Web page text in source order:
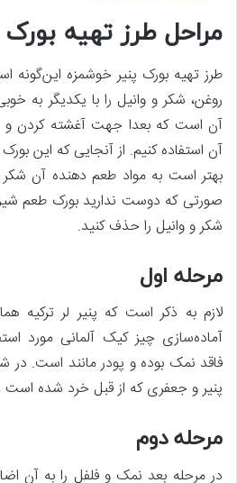
مراحل طرز تهیه بورک
طرز تهیه بورک پنیر خوشمزه این‌گونه
روغن، شکر و وانیل را با یکدیگر به
آن است که بعدا جهت آغشته کردن و
آن استفاده کنیم. از آنجایی که این
بهتر است به مواد طعم دهنده آن شکر
صورتی که دوست ندارید بورک طعم
شکر و وانیل را حذف کنید.
مرحله اول
لازم به ذکر است که پنیر لر ترکیه
آماده‌سازی چیز کیک آلمانی مورد
فاقد نمک بوده و پودر مانند است. در
پنیر و جعفری که از قبل خرد شده است
مرحله دوم
در مرحله بعد نمک و فلفل را به آن